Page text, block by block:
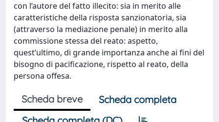
con l’autore del fatto illecito: sia in merito alle
caratteristiche della risposta sanzionatoria, sia
(attraverso la mediazione penale) in merito alla
commissione stessa del reato: aspetto,
quest’ultimo, di grande importanza anche ai fini del
bisogno di pacificazione, rispetto al reato, della
persona offesa.
Scheda breve
Scheda completa